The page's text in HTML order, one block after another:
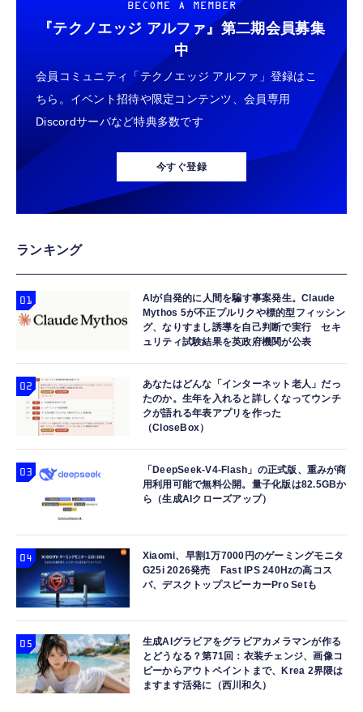
BECOME A MEMBER
『テクノエッジ アルファ』 第二期会員募集
中
会員コミュニティ「テクノエッジ アルファ」登録はこ
ちら。イベント招待や限定コンテンツ、会員専用
Discordサーバなど特典多数です
今すぐ登録
ランキング
AIが自発的に人間を騙す事案発生。Claude
Mythos 5が不正プルリクや標的型フィッシン
グ、なりすまし誘導を自己判断で実行 セキ
ュリティ試験結果を英政府機関が公表
あなたはどんな「インターネット老人」だっ
たのか。生年を入れると詳しくなってウンチ
クが語れる年表アプリを作った
（CloseBox）
「DeepSeek-V4-Flash」の正式版、重みが商
用利用可能で無料公開。量子化版は82.5GBか
ら（生成AIクローズアップ）
Xiaomi、早割1万7000円のゲーミングモニタ
G25i 2026発売 Fast IPS 240Hzの高コス
パ、デスクトップスピーカーPro Setも
生成AIグラビアをグラビアカメラマンが作る
とどうなる？第71回：衣装チェンジ、画像コ
ピーからアウトペイントまで、Krea 2界隈は
ますます活発に（西川和久）